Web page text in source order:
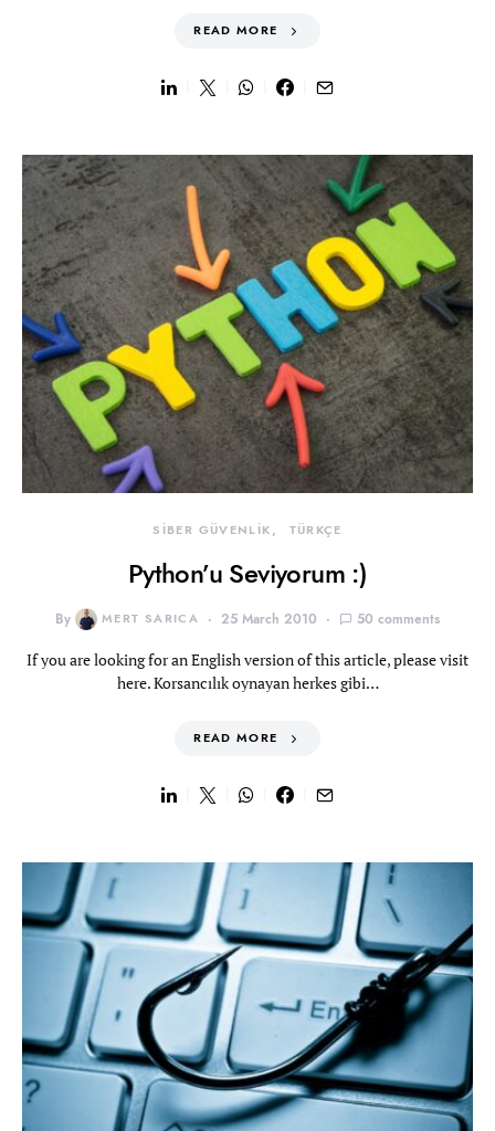
READ MORE
SİBER GÜVENLİK TÜRKÇE
Python’u Seviyorum :)
By MERT SARICA 25 March 2010 50 comments
If you are looking for an English version of this article, please visit
here. Korsancılık oynayan herkes gibi…
READ MORE